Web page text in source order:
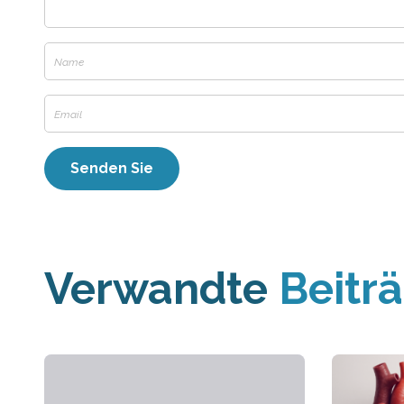
Verwandte